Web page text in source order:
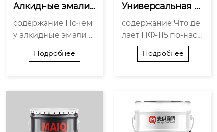
Алкидные эмали
аэрозоли: надёж
ное решение для
быстрой покраск
содержание Почем
у алкидные эмали а
эрозоли работают т
ам, где другие соста
— и как этого избеж
ать Как выбрать пра
Подробнее
Универсальная а
лкидная эмаль П
Ф-115 для любых
поверхностей
содержание Что де
лает ПФ-115 по-наст
оящему универсаль
ной? Где она работа
лкидка»? Как получ
Подробнее